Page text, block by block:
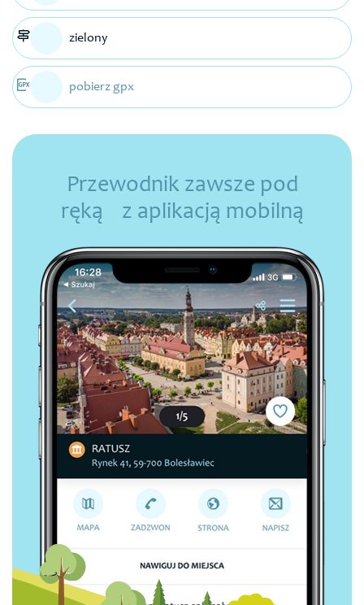
zielony
pobierz gpx
Przewodnik zawsze pod
ręką z aplikacją mobilną